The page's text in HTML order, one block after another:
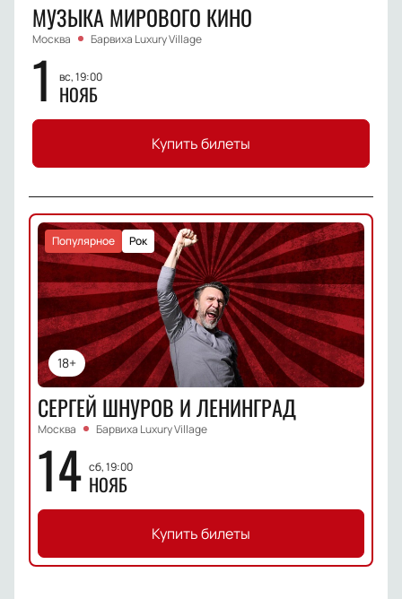
МУЗЫКА МИРОВОГО КИНО
Москва Барвиха Luxury Village
1 вс, 19:00
НОЯБ
Купить билеты
18+
Рок
Популярное
СЕРГЕЙ ШНУРОВ И ЛЕНИНГРАД
Москва Барвиха Luxury Village
14 сб, 19:00
НОЯБ
Купить билеты